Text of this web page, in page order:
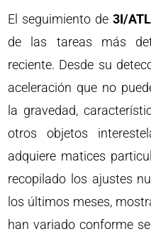
El seguimiento de3I/
de las tareas más
reciente. Desde su
aceleración que no
la gravedad,
otros objetos
adquiere matices
recopilado los ajustes
los últimos meses,
han variado conforme